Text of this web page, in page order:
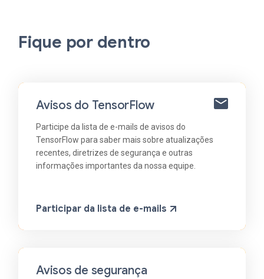
Fique por dentro
Avisos do TensorFlow
Participe da lista de e-mails de avisos do
TensorFlow para saber mais sobre atualizações
recentes, diretrizes de segurança e outras
informações importantes da nossa equipe.
Participar da lista de e-mails
Avisos de segurança